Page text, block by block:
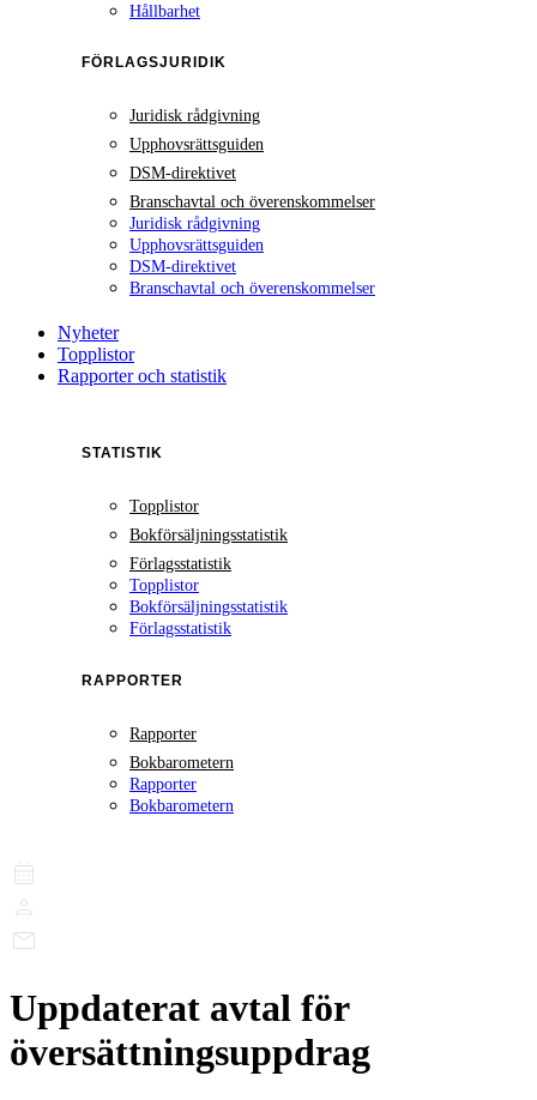
Hållbarhet
FÖRLAGSJURIDIK
Juridisk rådgivning
Upphovsrättsguiden
DSM-direktivet
Branschavtal och överenskommelser
Juridisk rådgivning
Upphovsrättsguiden
DSM-direktivet
Branschavtal och överenskommelser
Nyheter
Topplistor
Rapporter och statistik
STATISTIK
Topplistor
Bokförsäljningsstatistik
Förlagsstatistik
Topplistor
Bokförsäljningsstatistik
Förlagsstatistik
RAPPORTER
Rapporter
Bokbarometern
Rapporter
Bokbarometern
Uppdaterat avtal för
översättningsuppdrag